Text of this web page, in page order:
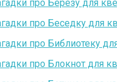
про Берёзу для
про Беседку для
про Библиотеку
про Блокнот для